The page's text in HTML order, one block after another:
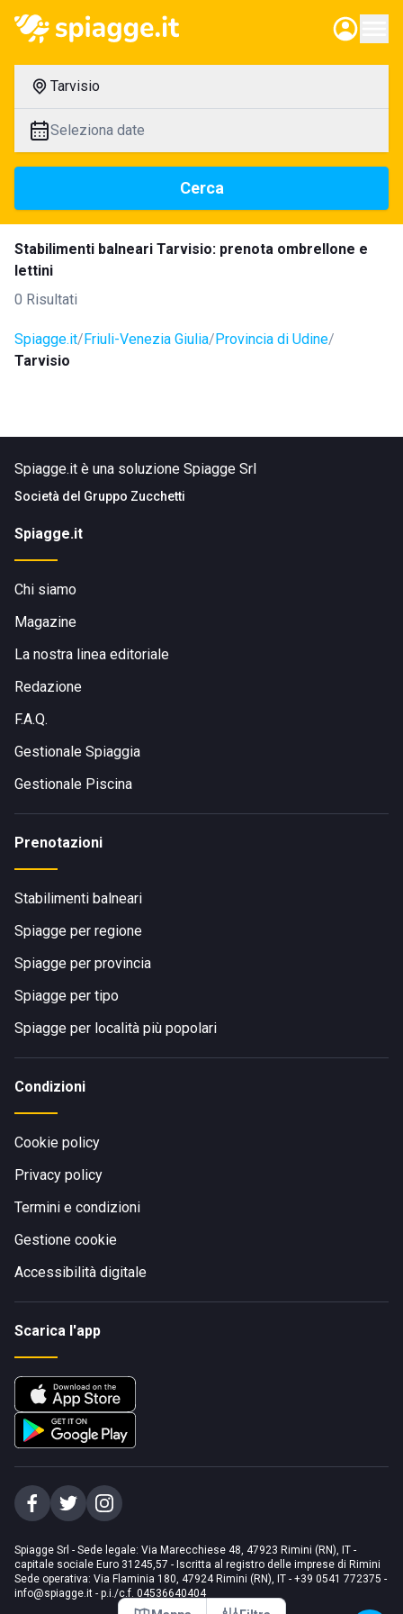
Tarvisio
Seleziona date
Cerca
Stabilimenti balneari Tarvisio: prenota ombrellone e
lettini
0 Risultati
Spiagge.it Friuli-Venezia Giulia Provincia di Udine
Tarvisio
Spiagge.it è una soluzione Spiagge Srl
Società del Gruppo Zucchetti
Spiagge.it
Chi siamo
Magazine
La nostra linea editoriale
Redazione
F.A.Q.
Gestionale Spiaggia
Gestionale Piscina
Prenotazioni
Stabilimenti balneari
Spiagge per regione
Spiagge per provincia
Spiagge per tipo
Spiagge per località più popolari
Condizioni
Cookie policy
Privacy policy
Termini e condizioni
Gestione cookie
Accessibilità digitale
Scarica l'app
Spiagge Srl - Sede legale: Via Marecchiese 48, 47923 Rimini (RN), IT -
capitale sociale Euro 31245,57 - Iscritta al registro delle imprese di Rimini
Sede operativa: Via Flaminia 180, 47924 Rimini (RN), IT - +39 0541 772375 -
info@spiagge.it - p.i./c.f. 04536640404